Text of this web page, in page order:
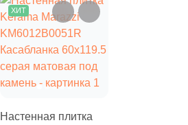
структурированная
под камень
ХИТ
Настенная плитка